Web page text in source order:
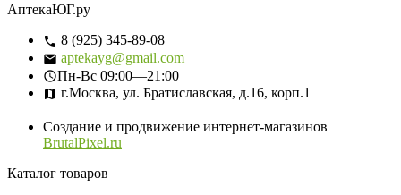
АптекаЮГ.ру
8 (925) 345-89-08
aptekayg@gmail.com
Пн-Вс 09:00—21:00
г.Москва, ул. Братиславская, д.16, корп.1
Создание и продвижение интернет-магазинов
BrutalPixel.ru
Каталог товаров